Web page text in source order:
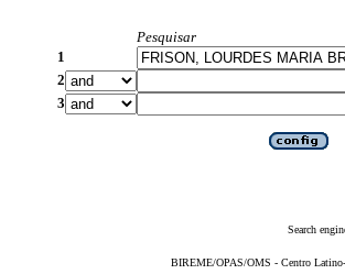
Pesquisar
1
2
3
Search
BIREME/OPAS/OMS - Centro Latino-